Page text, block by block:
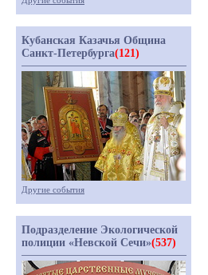
Кубанская Казачья Община
Санкт-Петербурга(121)
Другие события
Подразделение Экологической
полиции «Невской Сечи»(537)